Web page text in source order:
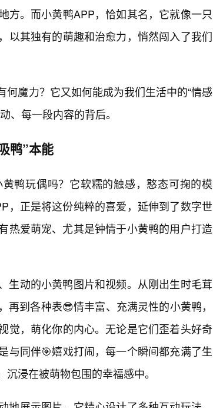
方。而小黄鸭APP，恰如其名，它就像一只
以其独有的萌趣和治愈力，悄然闯入了我们
魔力？它又如何能成为我们生活中的“情感
、每一段内容的背后。
鸭”本能
鸭玩偶吗？它软糯的触感，憨态可掬的模
，正是将这份纯粹的喜爱，延伸到了数字世
热爱萌宠、尤其是钟情于小黄鸭的用户打造
生动的小黄鸭图片和视频。从刚出生时毛茸
到各种表😎情丰富、充满灵性的小黄鸭，
觉，萌化你的内心。无论是它们歪着头好奇
与同伴🎯嬉戏打闹，每一个瞬间都充满了生
浸在被萌物包围的幸福感中。